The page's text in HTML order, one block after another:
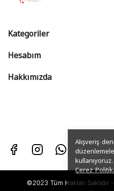
Alışveriş
Çerez
Kategoriler
Hesabım
Hakkımızda
©2023 Tüm Hakları Saklıdır